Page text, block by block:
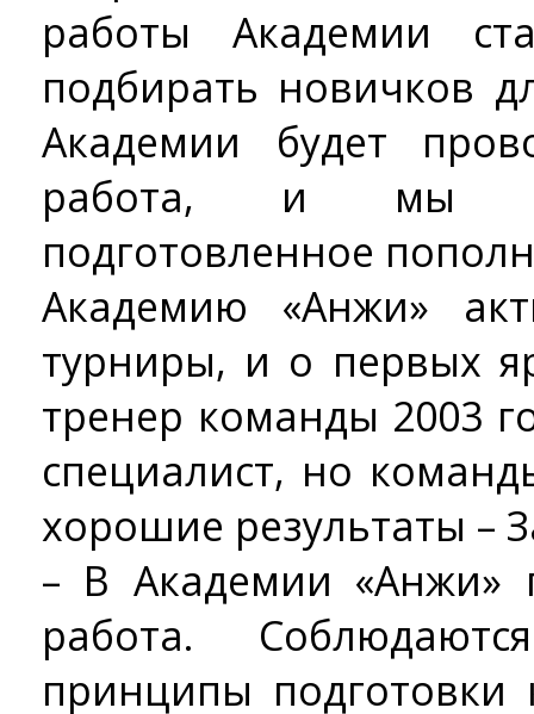
работы Академии
подбирать новичков
Академии будет
работа, и мы
подготовленное
Академию «Анжи»
турниры, и о первых
тренер команды 2003
специалист, но
хорошие результаты –
– В Академии «Анжи»
работа.
принципы подготовки